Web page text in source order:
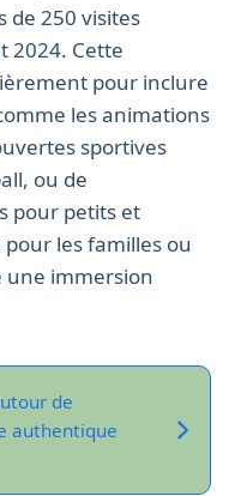
de 250 visites
2024. Cette
pour inclure
les animations
sportives
ou de
pour petits et
pour les familles ou
une immersion
de
authentique